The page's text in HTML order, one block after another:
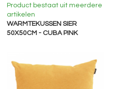
Product bestaat uit meerdere
artikelen
WARMTEKUSSEN SIER
50X50CM - CUBA PINK